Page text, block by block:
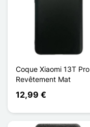
Coque Xiaomi 13T Pro
Revêtement Mat
12,99 €